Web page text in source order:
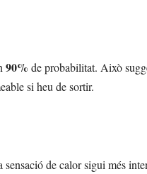
90% de probabilitat. Això
si heu de sortir.
de calor sigui més